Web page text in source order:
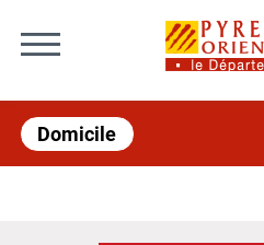
Domicile